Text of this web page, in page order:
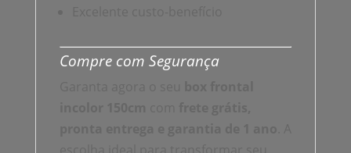
Compre com Segurança